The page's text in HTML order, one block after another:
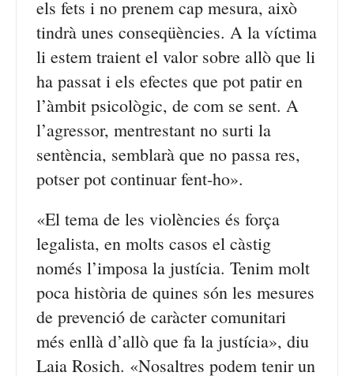
els fets i no prenem cap mesura, això
tindrà unes conseqüències. A la víctima
li estem traient el valor sobre allò que li
ha passat i els efectes que pot patir en
l’àmbit psicològic, de com se sent. A
l’agressor, mentrestant no surti la
sentència, semblarà que no passa res,
potser pot continuar fent-ho».
«El tema de les violències és força
legalista, en molts casos el càstig
només l’imposa la justícia. Tenim molt
poca història de quines són les mesures
de prevenció de caràcter comunitari
més enllà d’allò que fa la justícia», diu
Laia Rosich. «Nosaltres podem tenir un